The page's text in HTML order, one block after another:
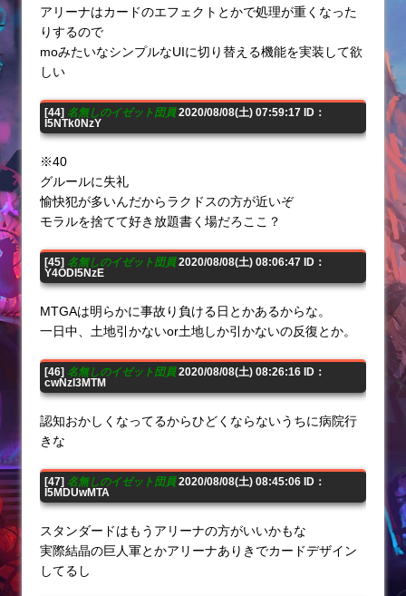
アリーナはカードのエフェクトとかで処理が重くなった
りするので
moみたいなシンプルなUIに切り替える機能を実装して欲
しい
[44] 名無しのイゼット団員2020/08/08(土) 07:59:17 ID：
I5NTk0NzY
※40
グルールに失礼
愉快犯が多いんだからラクドスの方が近いぞ
モラルを捨てて好き放題書く場だろここ？
[45] 名無しのイゼット団員2020/08/08(土) 08:06:47 ID：
Y4ODI5NzE
MTGAは明らかに事故り負ける日とかあるからな。
一日中、土地引かないor土地しか引かないの反復とか。
[46] 名無しのイゼット団員2020/08/08(土) 08:26:16 ID：
cwNzI3MTM
認知おかしくなってるからひどくならないうちに病院行
きな
[47] 名無しのイゼット団員2020/08/08(土) 08:45:06 ID：
I5MDUwMTA
スタンダードはもうアリーナの方がいいかもな
実際結晶の巨人軍とかアリーナありきでカードデザイン
してるし